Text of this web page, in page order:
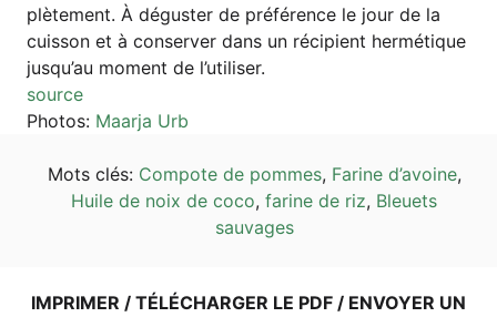
plè­te­ment. À dégus­ter de pré­fé­rence le jour de la
cuis­son et à con­ser­ver dans un réci­pi­ent her­mé­tique
jus­qu’au moment de l’utiliser.
source
Pho­tos: Maar­ja Urb
Mots clés: Com­po­te de pom­mes, Fari­ne d’a­voi­ne,
Hui­le de noix de coco, fari­ne de riz, Bleu­ets
sauvages
IMPRI­MER / TÉLÉ­CHAR­GER LE PDF / ENVOY­ER UN